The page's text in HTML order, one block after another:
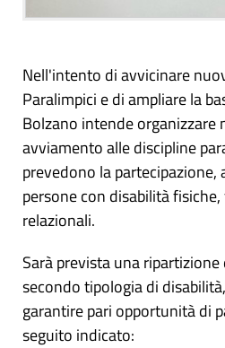
Nell'intento di avvicinare
Paralimpici e di ampliare la
Bolzano intende organizzare
avviamento alle discipline
prevedono la
persone con disabilità
relazionali.
Sarà prevista una
secondo tipologia di
garantire pari opportunità di
seguito indicato: